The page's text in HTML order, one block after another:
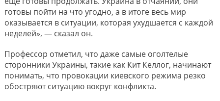
готовы пойти на что угодно, а в итоге весь мир
оказывается в ситуации, которая ухудшается с каждой
неделей», — сказал он.
Профессор отметил, что даже самые оголтелые
сторонники Украины, такие как Кит Келлог, начинают
понимать, что провокации киевского режима резко
обостряют ситуацию вокруг конфликта.